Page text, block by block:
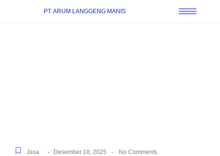
PT. ARUM LANGGENG MANIS
Jasa - Desember 18, 2025 - No Comments